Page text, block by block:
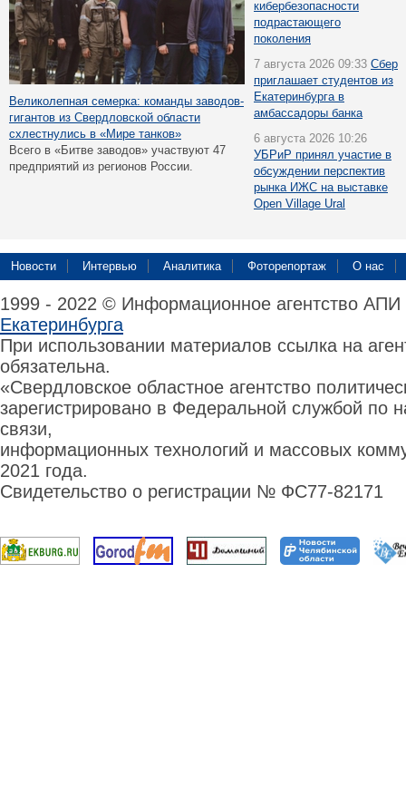
Великолепная семерка: команды заводов-
гигантов из Свердловской области
схлестнулись в «Мире танков»
Всего в «Битве заводов» участвуют 47
предприятий из регионов России.
кибербезопасности
подрастающего
поколения
7 августа 2026 09:33 Сбер
приглашает студентов из
Екатеринбурга в
амбассадоры банка
6 августа 2026 10:26
УБРиР принял участие в
обсуждении перспектив
рынка ИЖС на выставке
Open Village Ural
Новости Интервью Аналитика Фоторепортаж О нас
1999 - 2022 © Информационное агентство
Екатеринбурга
При использовании материалов ссылка на
обязательна.
«Свердловское областное агентство
зарегистрировано в Федеральной службой по
связи,
информационных технологий и массовых
2021 года.
Свидетельство о регистрации № ФС77-82171